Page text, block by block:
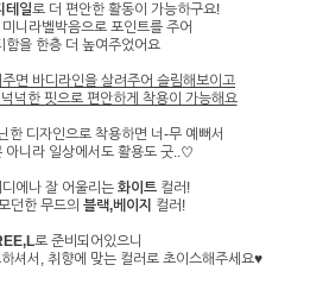
테일로 더 편안한 활동이 가능하구요!
니라벨박음으로 포인트를 주어
함을 한층 더 높여주었어요
면 바디라인을 살려주어 슬림해보이고
넉한 핏으로 편안하게 착용이 가능해요
한 디자인으로 착용하면 너-무 예뻐서
아니라 일상에서도 활용도 굿..♡
에나 잘 어울리는 화이트 컬러!
던한 무드의 블랙,베이지 컬러!
로 준비되어있으니
셔서, 취향에 맞는 컬러로 초이스해주세요♥